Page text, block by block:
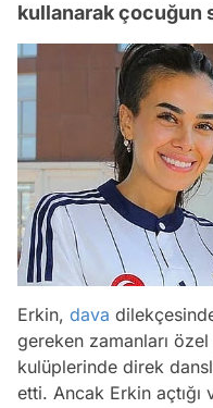
kullanarak çocuğun
Erkin, dava
gereken zamanları
kulüplerinde direk
etti. Ancak Erkin açtığı